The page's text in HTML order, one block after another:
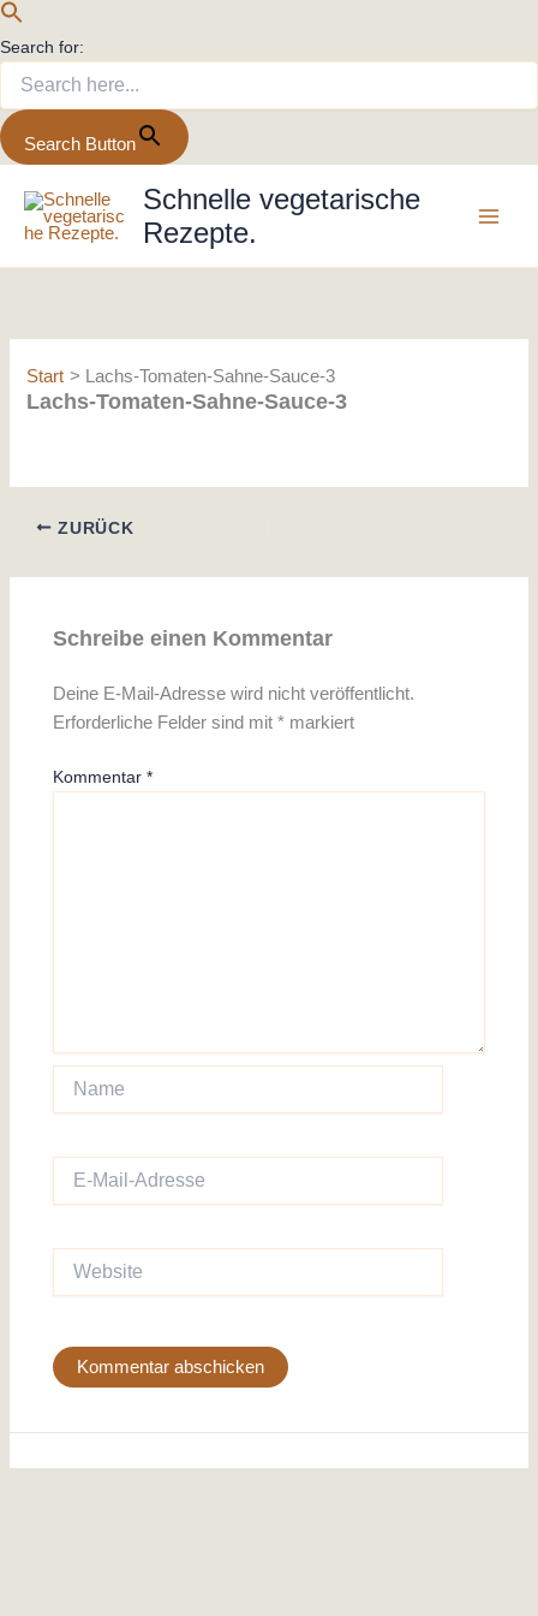
Search for:
Search Button
Inhalt
springen
Schnelle vegetarische
Rezepte.
Start Lachs-Tomaten-Sahne-Sauce-3
Lachs-Tomaten-Sahne-Sauce-3
ZURÜCK
Schreibe einen Kommentar
Deine E-Mail-Adresse wird nicht veröffentlicht.
Erforderliche Felder sind mit* markiert
Kommentar*
Name
Mail-